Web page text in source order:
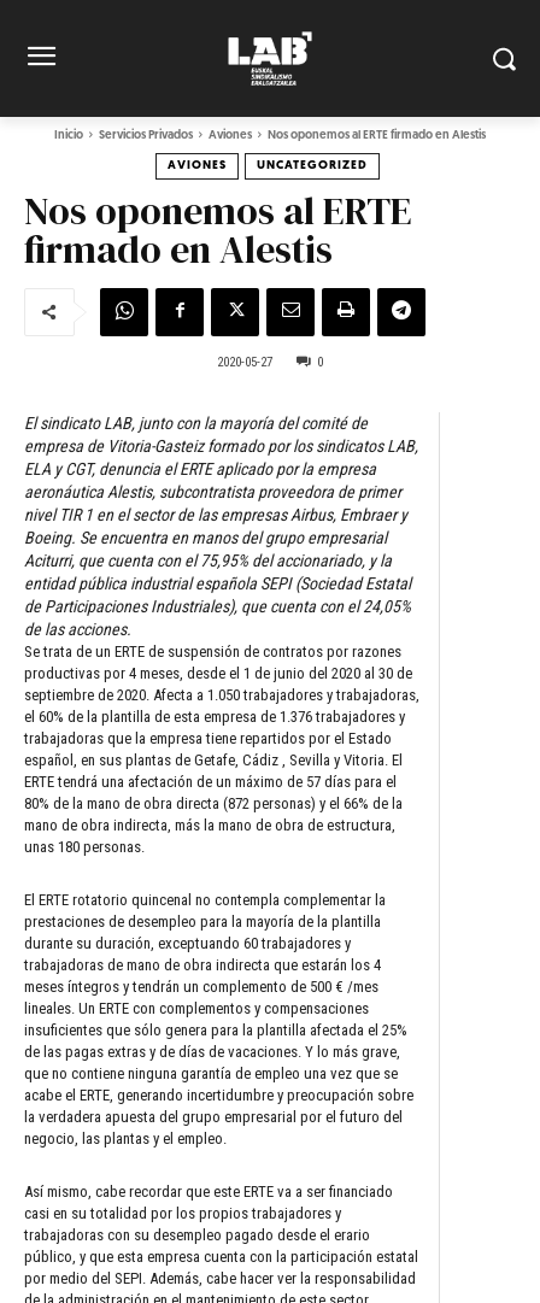
Inicio Servicios Privados Aviones Nos oponemos al ERTE firmado en Alestis
AVIONES UNCATEGORIZED
Nos oponemos al ERTE
firmado en Alestis
2020-05-27 0
El sindicato LAB, junto con la mayoría del comité de
empresa de Vitoria-Gasteiz formado por los sindicatos LAB,
ELA y CGT, denuncia el ERTE aplicado por la empresa
aeronáutica Alestis, subcontratista proveedora de primer
nivel TIR 1 en el sector de las empresas Airbus, Embraer y
Boeing. Se encuentra en manos del grupo empresarial
Aciturri, que cuenta con el 75,95% del accionariado, y la
entidad pública industrial española SEPI (Sociedad Estatal
de Participaciones Industriales), que cuenta con el 24,05%
de las acciones.
Se trata de un ERTE de suspensión de contratos por razones
productivas por 4 meses, desde el 1 de junio del 2020 al 30 de
septiembre de 2020. Afecta a 1.050 trabajadores y trabajadoras,
el 60% de la plantilla de esta empresa de 1.376 trabajadores y
trabajadoras que la empresa tiene repartidos por el Estado
español, en sus plantas de Getafe, Cádiz , Sevilla y Vitoria. El
ERTE tendrá una afectación de un máximo de 57 días para el
80% de la mano de obra directa (872 personas) y el 66% de la
mano de obra indirecta, más la mano de obra de estructura,
unas 180 personas.
El ERTE rotatorio quincenal no contempla complementar la
prestaciones de desempleo para la mayoría de la plantilla
durante su duración, exceptuando 60 trabajadores y
trabajadoras de mano de obra indirecta que estarán los 4
meses íntegros y tendrán un complemento de 500 € /mes
lineales. Un ERTE con complementos y compensaciones
insuficientes que sólo genera para la plantilla afectada el 25%
de las pagas extras y de días de vacaciones. Y lo más grave,
que no contiene ninguna garantía de empleo una vez que se
acabe el ERTE, generando incertidumbre y preocupación sobre
la verdadera apuesta del grupo empresarial por el futuro del
negocio, las plantas y el empleo.
Así mismo, cabe recordar que este ERTE va a ser financiado
casi en su totalidad por los propios trabajadores y
trabajadoras con su desempleo pagado desde el erario
público, y que esta empresa cuenta con la participación estatal
por medio del SEPI. Además, cabe hacer ver la responsabilidad